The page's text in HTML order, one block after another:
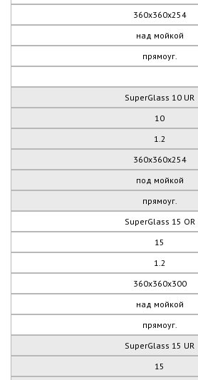
360х360х254
над мойкой
прямоуг.
SuperGlass 10 UR
10
1.2
360х360х254
под мойкой
прямоуг.
SuperGlass 15 OR
15
1.2
360х360х300
над мойкой
прямоуг.
SuperGlass 15 UR
15